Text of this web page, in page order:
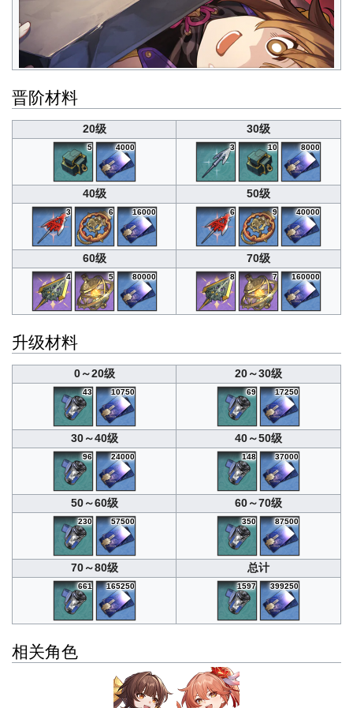
晋阶材料
20级 30级
5 4000 3 10 8000
40级 50级
3 6 16000 6 9 40000
60级 70级
4 5 80000 8 7 160000
升级材料
0～20级 20～30级
43 10750 69 17250
30～40级 40～50级
96 24000 148 37000
50～60级 60～70级
230 57500 350 87500
70～80级 总计
661 165250 1597 399250
相关角色